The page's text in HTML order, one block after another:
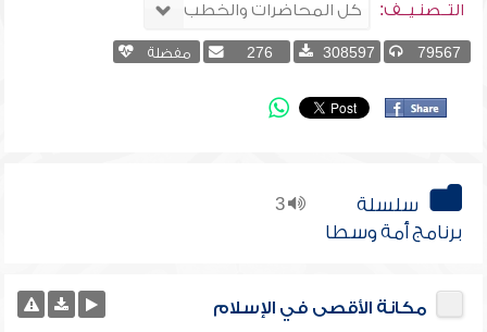
التــصنـيــف:
79567
308597
276 مفضلة
3
سلسلة
برنامج أمة وسطا
مكانة الأقصى في الإسلام